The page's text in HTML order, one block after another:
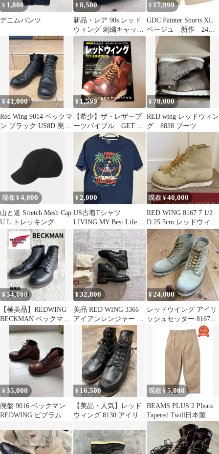
¥ 1,800
デニムパンツ
¥8,500
新品・レア 90s レッド
ウィング 刺繍キャップ
ヴィンテージ 台湾製 ブ
ラック
¥ 17,999
GDC Painter Shorts XL
ベージュ 新作 24時
間以内発送
¥41,000
Red Wing 9014 ベックマ
ン ブラック US8D 廃番
¥ 1,599
【希少】ザ・レザーブ
ーツバイブル GET
ON! アメカジ
¥ 78,000
RED wing レッドウィン
グ 8838 ブーツ
現在 ¥4,000
山と道 Stretch Mesh Cap
U.L.トレッキング
¥2,000
US古着Tシャツ
LIVING MY Best Life サ
イズM
現在 ¥40,000
RED WING 8167 7 1/2
D 25.5cm レッドウィン
グ
¥54,000
【極美品】REDWING
BECKMAN ベックマン
9014 黒 27cm
¥32,800
美品 RED WING 3366
アイアンレンジャー ブ
ーツ ブラック 22cm
¥24,000
レッドウイング アイリ
ッシュセッター 8167
¥35,000
廃盤 9016 ベックマン
REDWING ビブラム
¥ 16,500
【美品・人気】レッド
ウィング 8130 アイリッ
現在 ¥5,000
BEAMS PLUS 2 Pleats
Tapered Twill日本製